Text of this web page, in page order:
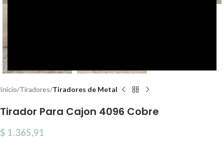
Inicio Tiradores Tiradores de Metal
Tirador Para Cajon 4096 Cobre
$ 1.365,91